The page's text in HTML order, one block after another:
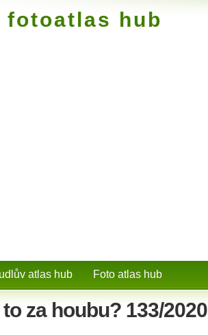
fotoatlas hub
atlas hub Foto atlas hub
za houbu? 133/2020